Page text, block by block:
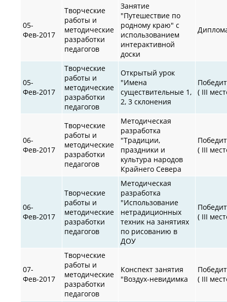
05-
Фев-2017
Творческие
работы и
методические
разработки
педагогов
Занятие
"Путешествие по
родному краю" с
использованием
интерактивной
доски
05-
Фев-2017
Творческие
работы и
методические
разработки
педагогов
Открытый урок
"Имена
существительные 1,
2, 3 склонения
( III
06-
Фев-2017
Творческие
работы и
методические
разработки
педагогов
Методическая
разработка
"Традиции,
праздники и
культура народов
Крайнего Севера
( III
06-
Фев-2017
Творческие
работы и
методические
разработки
педагогов
Методическая
разработка
"Использование
нетрадиционных
техник на занятиях
по рисованию в
ДОУ
( III
07-
Фев-2017
Творческие
работы и
методические
разработки
педагогов
Конспект занятия
"Воздух-невидимка
( III